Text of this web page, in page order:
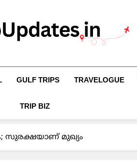
GULF TRIPS TRAVELOGUE
TRIP BIZ
സുരക്ഷയാണ് മുഖ്യം